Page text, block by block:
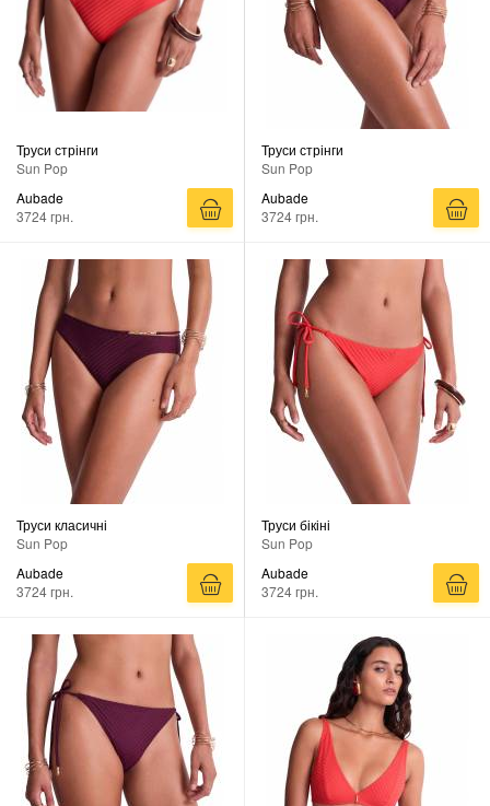
Труси стрінги
Sun Pop
Aubade
3724 грн.
Труси стрінги
Sun Pop
Aubade
3724 грн.
Труси класичні
Sun Pop
Aubade
3724 грн.
Труси бікіні
Sun Pop
Aubade
3724 грн.